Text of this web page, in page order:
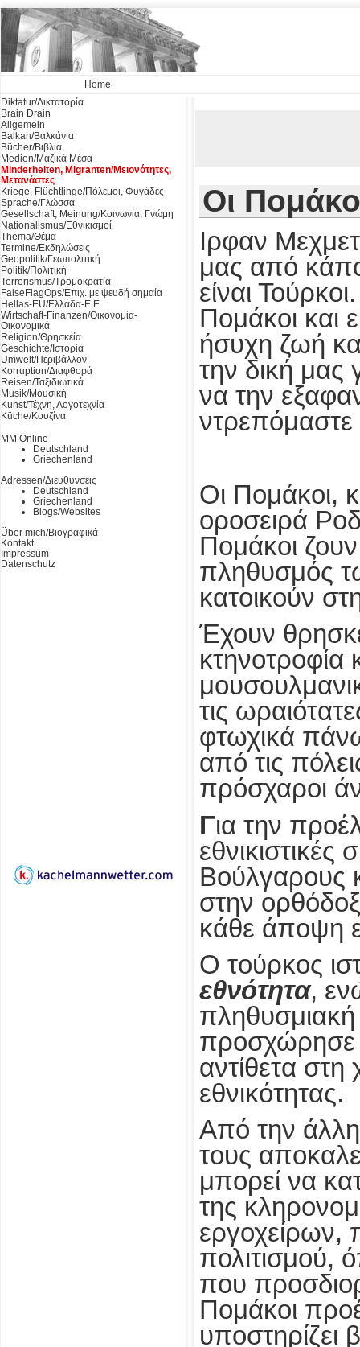
Home
Diktatur/Δικτατορία
Brain Drain
Allgemein
Balkan/Βαλκάνια
Bücher/Βιβλια
Medien/Μαζικά Μέσα
Minderheiten, Migranten/Μειονότητες,
Μετανάστες
Kriege, Flüchtlinge/Πόλεμοι, Φυγάδες
Sprache/Γλώσσα
Gesellschaft, Meinung/Κοινωνία, Γνώμη
Nationalismus/Εθνικισμοί
Thema/Θέμα
Termine/Εκδηλώσεις
Geopolitik/Γεωπολιτική
Politik/Πολιτική
Terrorismus/Τρομοκρατία
FalseFlagOps/Επιχ. με ψευδή σημαία
Hellas-EU/Ελλάδα-Ε.Ε.
Wirtschaft-Finanzen/Οικονομία-
Οικονομικά
Religion/Θρησκεία
Geschichte/Ιστορία
Umwelt/Περιβάλλον
Korruption/Διαφθορά
Reisen/Ταξιδιωτικά
Musik/Μουσική
Kunst/Τέχνη, Λογοτεχνία
Küche/Κουζίνα
MM Online
Deutschland
Griechenland
Adressen/Διευθυνσεις
Deutschland
Griechenland
Blogs/Websites
Über mich/Βιογραφικά
Kontakt
Impressum
Datenschutz
Οι
Ιρφαν
μας από
είναι
Πομάκοι και
ήσυχη ζωή
την δική μας
να την
ντρεπόμαστε
Οι Πομάκοι,
οροσειρά
Πομάκοι
πληθυσμός
κατοικούν
Έχουν
κτηνοτροφία
τις
φτωχικά
από τις
πρόσχαροι
Για την
Βούλγαρους
στην
κάθε άποψη
Ο τούρκος
εθνότητα,
προσχώρησε
αντίθετα
εθνικότητας.
Από την άλλη
τους
μπορεί να
της
εργοχείρων,
πολιτισμού,
που
Πομάκοι
υποστηρίζει